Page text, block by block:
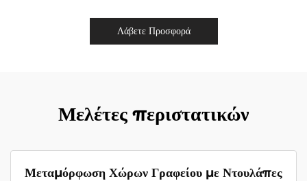
Λάβετε Προσφορά
Μελέτες περιστατικών
Μεταμόρφωση Χώρων Γραφείου με Ντουλάπες